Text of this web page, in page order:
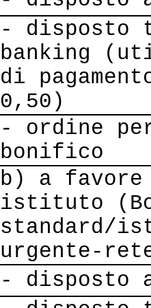
- disposto
banking
di
0,50)
- ordine
bonifico
b) a
istituto
standard/
urgente-
- disposto